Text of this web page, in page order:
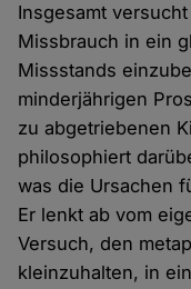
Insgesamt
Missbrauch in ein
Missstands
minderjährigen
zu abgetriebenen
philosophiert
was die Ursachen
Er lenkt ab vom
Versuch, den
kleinzuhalten, in